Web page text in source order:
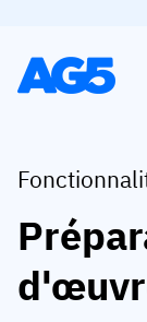
Matrice de
Matrice de
Par secteur
Automobile
Automobile
Adient
Apprendre
AG5 Blog